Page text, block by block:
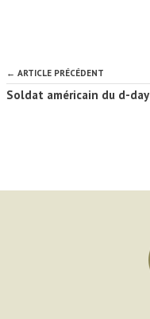
← ARTICLE PRÉCÉDENT
Soldat américain du d-day